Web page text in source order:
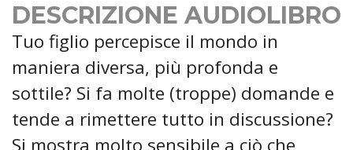
DESCRIZIONE AUDIOLIBRO
Tuo figlio percepisce il mondo in
maniera diversa, più profonda e
sottile? Si fa molte (troppe) domande e
tende a rimettere tutto in discussione?
Si mostra molto sensibile a ciò che